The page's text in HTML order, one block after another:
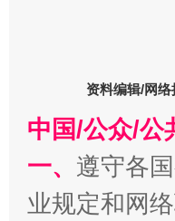
资料编辑/网络
中国/公众/公
一、 遵守各
业规定和网